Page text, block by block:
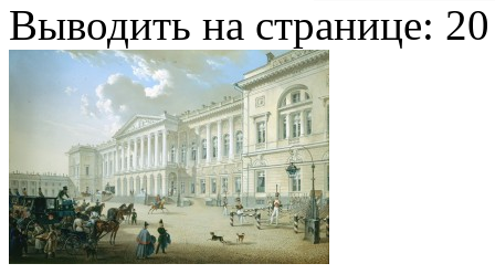
Выводить на странице: 20